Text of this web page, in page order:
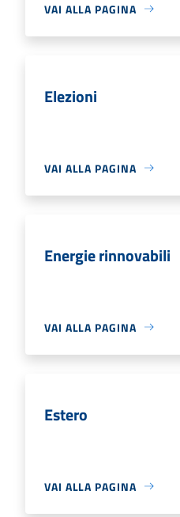
VAI ALLA PAGINA
Elezioni
VAI ALLA PAGINA
Energie rinnovabili
VAI ALLA PAGINA
Estero
VAI ALLA PAGINA